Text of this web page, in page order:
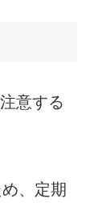
意する
、定期